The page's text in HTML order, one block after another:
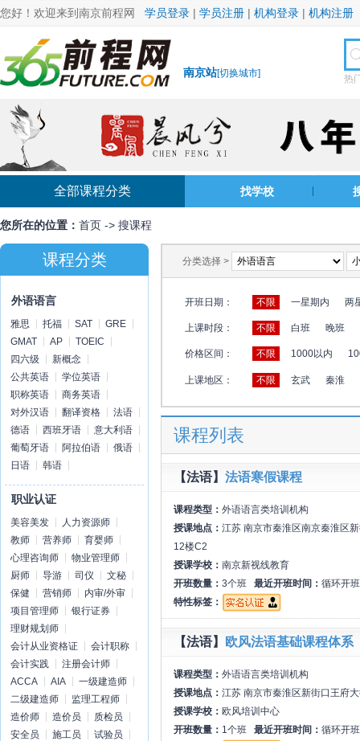
您好！欢迎来到南京前程网 学员登录 | 学员注册 | 机构登录 | 机构注册
南京站[切换城市] 热
全部课程分类 找学校
您所在的位置： 首页 -> 搜课程
课程分类
外语语言
雅思 托福 SAT
GRE
GMAT
AP
TOEIC
四六级
新概念
公共英语
学位英语
职称英语
商务英语
对外汉语
翻译资格
法语
德语
西班牙语
意大利语
葡萄牙语
阿拉伯语
俄语
日语
韩语
职业认证
美容美发
人力资源师
教师
营养师
育婴师
心理咨询师
物业管理师
厨师
导游 司仪
文秘
保健
营销师
内审/外审
项目管理师
银行证券
理财规划师
会计从业资格证
会计职称
会计实践
注册会计师
ACCA
AIA
一级建造师
二级建造师
监理工程师
造价师
造价员
质检员
安全员
施工员
试验员
分类选择 >
开班日期： 不限 一星期内 两
上课时段： 不限 白班 晚班
价格区间： 不限 1000以内
上课地区： 不限 玄武 秦淮
课程列表
【法语】 法语寒假课程
课程类型： 外语语言类培训机构
授课地点： 江苏 南京市秦淮区南京秦淮区
12楼C2
授课学校： 南京新视线教育
开班数量： 3个班 最近开班时间： 循环开班
特性标签：
【法语】 欧风法语基础课程体系
课程类型： 外语语言类培训机构
授课地点： 江苏 南京市秦淮区新街口王府
授课学校： 欧风培训中心
开班数量： 1个班 最近开班时间： 循环开班